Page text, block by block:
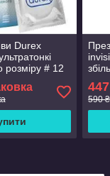
Durex
розміру # 12
447
590